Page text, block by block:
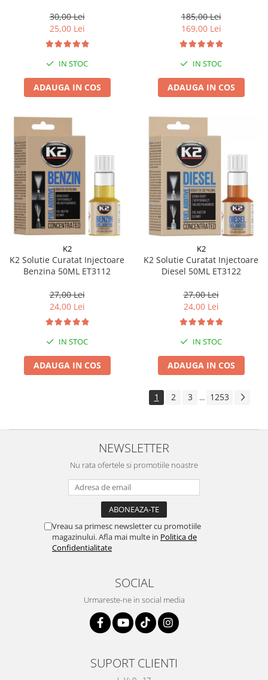
30,00 Lei
25,00 Lei
IN STOC
ADAUGA IN COS
185,00 Lei
169,00 Lei
IN STOC
ADAUGA IN COS
K2
K2 Solutie Curatat Injectoare
Benzina 50ML ET3112
27,00 Lei
24,00 Lei
IN STOC
ADAUGA IN COS
K2
K2 Solutie Curatat Injectoare
Diesel 50ML ET3122
27,00 Lei
24,00 Lei
IN STOC
ADAUGA IN COS
1 2 3 ... 1253
NEWSLETTER
Nu rata ofertele si promotiile noastre
Vreau sa primesc newsletter cu promotiile
magazinului. Afla mai multe in Politica de
Confidentialitate
SOCIAL
Urmareste-ne in social media
SUPORT CLIENTI